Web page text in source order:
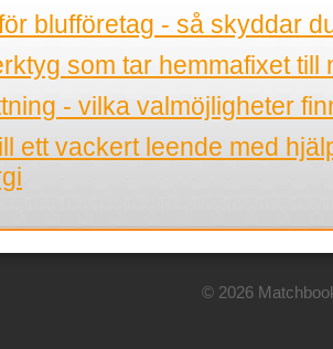
blufföretag - så skyddar
som tar hemmafixet till
- vilka valmöjligheter
ett vackert leende med
© 2026